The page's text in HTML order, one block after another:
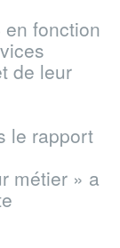
fonction
de leur
le rapport
métier » a